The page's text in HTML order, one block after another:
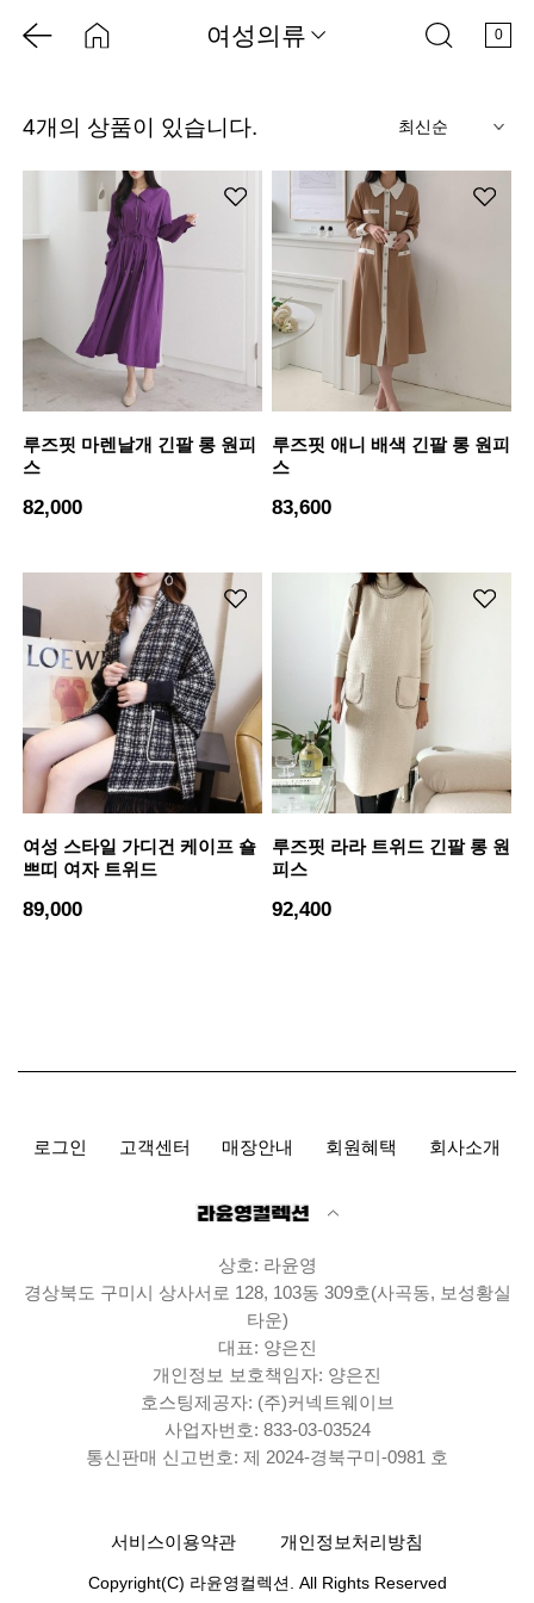
0
여성의류
4개의 상품이 있습니다.
루즈핏 마렌날개 긴팔 롱 원피
스
82,000
루즈핏 애니 배색 긴팔 롱 원피
스
83,600
여성 스타일 가디건 케이프 숄
쁘띠 여자 트위드
89,000
루즈핏 라라 트위드 긴팔 롱 원
피스
92,400
로그인 고객센터 매장안내 회원혜택 회사소개
상호: 라윤영
경상북도 구미시 상사서로 128, 103동 309호(사곡동, 보성황실
타운)
대표: 양은진
개인정보 보호책임자: 양은진
호스팅제공자: (주)커넥트웨이브
사업자번호: 833-03-03524
통신판매 신고번호: 제 2024-경북구미-0981 호
서비스이용약관 개인정보처리방침
Copyright(C) 라윤영컬렉션. All Rights Reserved